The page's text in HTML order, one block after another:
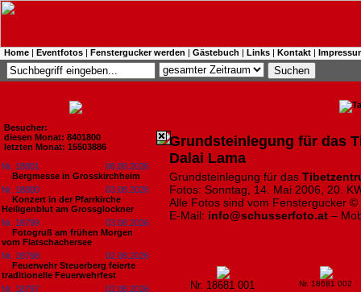
Home | Eventfotos | Fenstergucker werden | Gästebuch | Links | Kontakt |
Besucher:
diesen Monat: 8401800
letzten Monat: 15503886
Nr. 18801
06.08.2026
Bergmesse in Grosskirchheim
Nr. 18800
03.08.2026
Konzert in der Pfarrkirche
Heiligenblut am Grossglockner
Nr. 18799
03.08.2026
Fotogruß am frühen Morgen
vom Flatschachersee
Nr. 18798
02.08.2026
Feuerwehr Steuerberg feierte
traditionelle Feuerwehrfest
Nr. 18797
02.08.2026
Grundsteinlegung für das
Dalai Lama
Grundsteinlegung für das
Fotos: Sonntag, 14. Mai 2006, 20.
Alle Fotos sind vom Fenstergucker ©
E-Mail: info@schusserfoto.at –
Nr. 18681 001 Nr. 18681 002